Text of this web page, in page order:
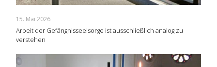
15. Mai 2026
Arbeit der Gefängnisseelsorge ist ausschließlich analog zu
verstehen